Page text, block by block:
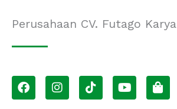
Perusahaan CV. Futago Karya
F
a
I
n
T
i
Y
o
S
h